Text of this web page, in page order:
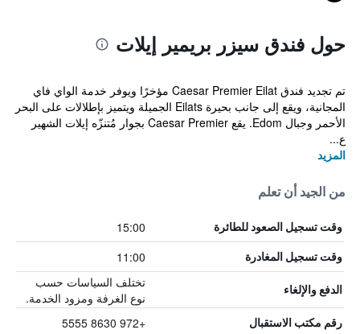
حول فندق سيزر بريمير إيلات
تم تجديد فندق Caesar Premier Eilat مؤخرًا ويوفر خدمة الواي فاي
المجانية، ويقع إلى جانب بحيرة Eilats الجميلة ويتميز بإطلالات على البحر
الأحمر وجبال Edom. يقع Caesar Premier بجوار مُتنزّه إيلات الشهير
ع...
المزيد
من الجيد أن تعلم
وقت تسجيل الصعود للطائرة 15:00
وقت تسجيل المغادرة 11:00
الدفع والإلغاء
تختلف السياسات حسب
نوع الغرفة ومزود الخدمة.
رقم مكتب الاستقبال +972 8630 5555